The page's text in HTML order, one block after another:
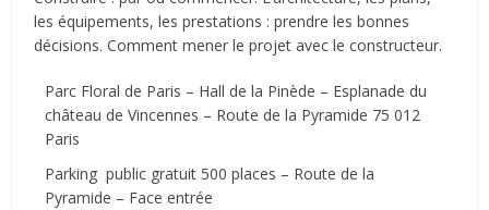
les équipements, les prestations : prendre les bonnes
décisions. Comment mener le projet avec le constructeur.
Parc Floral de Paris – Hall de la Pinède – Esplanade du
château de Vincennes – Route de la Pyramide 75 012
Paris
Parking public gratuit 500 places – Route de la
Pyramide – Face entrée